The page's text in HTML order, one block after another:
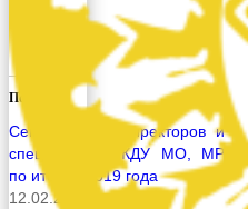
Похожее
Семинар для директоров и
специалистов КДУ МО, МР
по итогам 2019 года
12.02.2020